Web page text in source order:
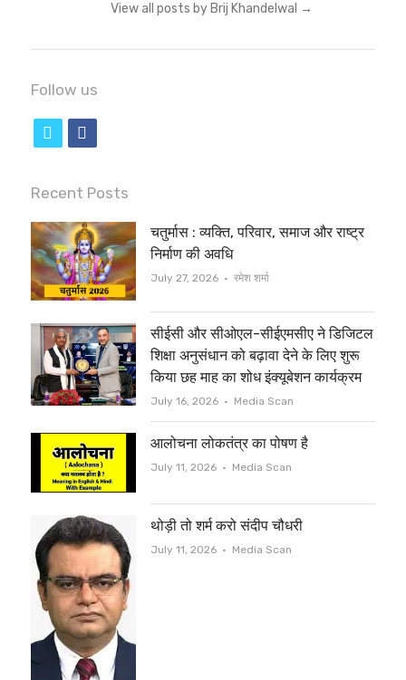
View all posts by Brij Khandelwal →
Follow us
i
t
t
e
r
c
e
b
o
o
k
Recent Posts
चतुर्मास : व्यक्ति, परिवार, समाज और राष्ट्र
निर्माण की अवधि
July 27, 2026 Author
रमेश शर्मा
सीईसी और सीओएल-सीईएमसीए ने डिजिटल
शिक्षा अनुसंधान को बढ़ावा देने के लिए शुरू
किया छह माह का शोध इंक्यूबेशन कार्यक्रम
July 16, 2026 Author
Media Scan
आलोचना लोकतंत्र का पोषण है
July 11, 2026 Author
Media Scan
थोड़ी तो शर्म करो संदीप चौधरी
July 11, 2026 Author
Media Scan